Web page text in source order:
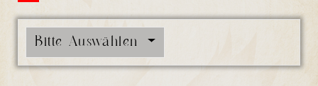
Bitte Auswählen